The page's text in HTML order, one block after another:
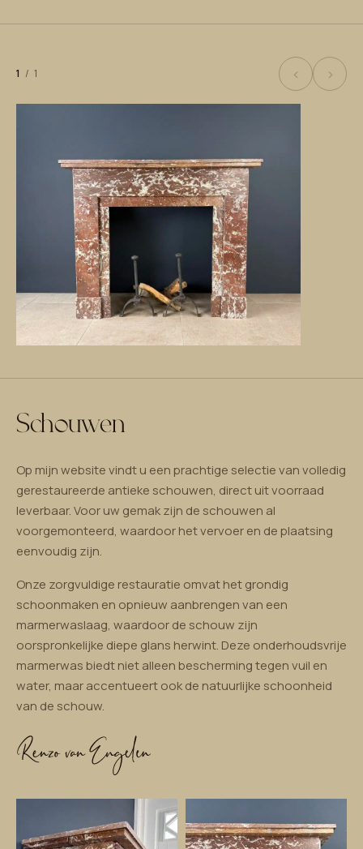
1 / 1 ‹ ›
Schouwen
Op mijn website vindt u een prachtige selectie van volledig
gerestaureerde antieke schouwen, direct uit voorraad
leverbaar. Voor uw gemak zijn de schouwen al
voorgemonteerd, waardoor het vervoer en de plaatsing
eenvoudig zijn.
Onze zorgvuldige restauratie omvat het grondig
schoonmaken en opnieuw aanbrengen van een
marmerwaslaag, waardoor de schouw zijn
oorspronkelijke diepe glans herwint. Deze onderhoudsvrije
marmerwas biedt niet alleen bescherming tegen vuil en
water, maar accentueert ook de natuurlijke schoonheid
van de schouw.